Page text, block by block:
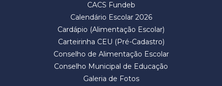
CACS Fundeb
Calendário Escolar 2026
Cardápio (Alimentação Escolar)
Carteirinha CEU (Pré-Cadastro)
Conselho de Alimentação Escolar
Conselho Municipal de Educação
Galeria de Fotos